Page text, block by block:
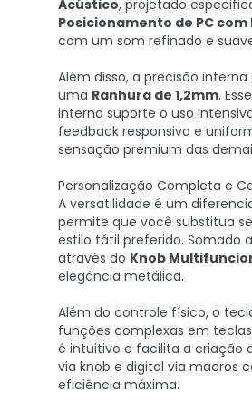
Acústico, projetado
Posicionamento de PC com
com um som refinado e
Além disso, a precisão
uma Ranhura de 1,2mm.
interna suporte o uso
feedback responsivo e
sensação premium das
Personalização Completa e
A versatilidade é um
permite que você substitua
estilo tátil preferido. Somado
através do Knob
elegância metálica.
Além do controle físico, o
funções complexas em
é intuitivo e facilita a criação
via knob e digital via macros
eficiência máxima.